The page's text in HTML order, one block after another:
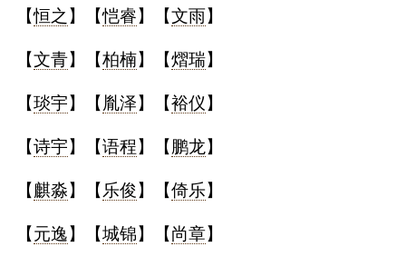
【恒之 】【恺睿】【文雨】
【文青】【柏楠】【熠瑞】
【琰宇】【 胤泽】【裕仪】
【诗宇】【语程】【鹏龙】
【麒淼】【 乐俊 】【倚乐】
【元逸】【城锦】【尚章】